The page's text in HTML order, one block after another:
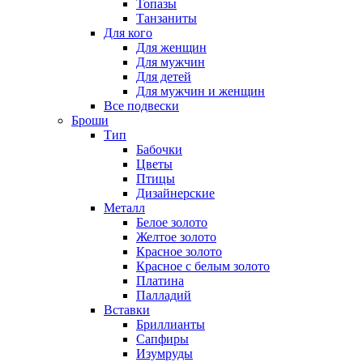
Топазы
Танзаниты
Для кого
Для женщин
Для мужчин
Для детей
Для мужчин и женщин
Все подвески
Броши
Тип
Бабочки
Цветы
Птицы
Дизайнерские
Металл
Белое золото
Желтое золото
Красное золото
Красное с белым золото
Платина
Палладий
Вставки
Бриллианты
Сапфиры
Изумруды